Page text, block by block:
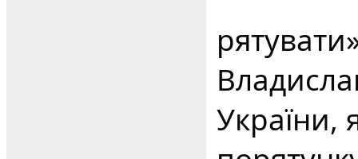
України,